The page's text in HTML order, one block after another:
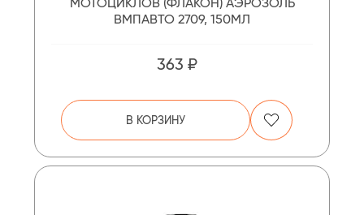
ВМПАВТО 2709, 150МЛ
363 ₽
В КОРЗИНУ